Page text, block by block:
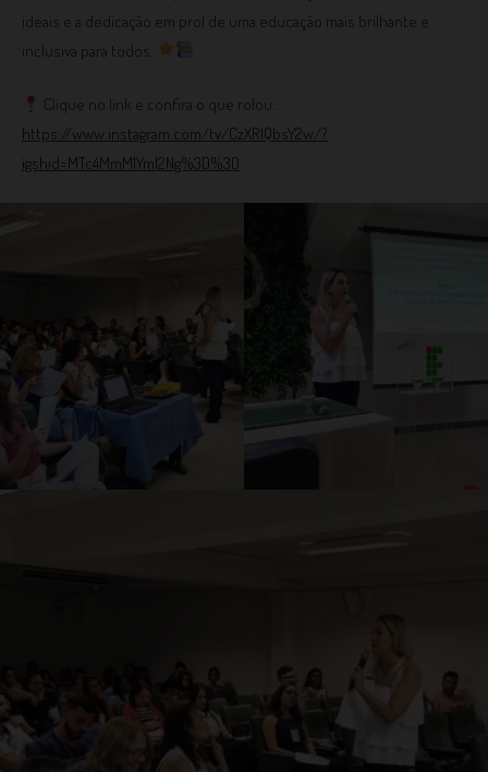
ideais e a dedicação em prol de uma educação mais brilhante e
inclusiva para todos.
Clique no link e confira o que rolou:
https://www.instagram.com/tv/CzXRlQbsY2w/?
igshid=MTc4MmM1YmI2Ng%3D%3D